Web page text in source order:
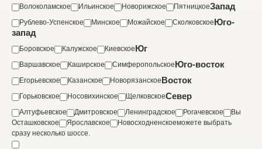
Аренда
Вакансии
Участки
Квартиры
Коммерческая недвижимость
Волоколамское Ильинское Новорижское ПятницкоеЗапад
Рублево-Успенское Минское Можайское СколковскоеЮго-
запад
Боровское Калужское КиевскоеЮг
Варшавское Каширское СимферопольскоеЮго-восток
Егорьевское Казанское НоворязанскоеВосток
Горьковское Носовихинское ЩелковскоеСевер
Алтуфьевское Дмитровское Ленинградское
Рогачевское
Осташковское
Ярославское Новосходненское
Вы
можете выбрать
сразу несколько шоссе.